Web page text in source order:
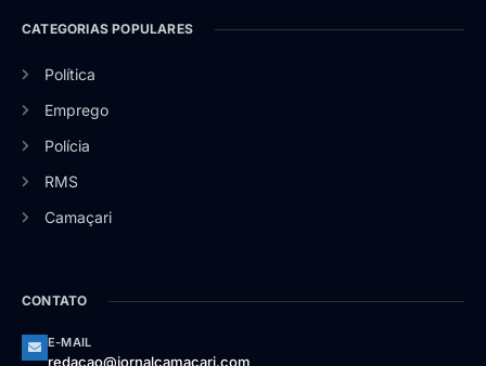
CATEGORIAS POPULARES
Política
Emprego
Polícia
RMS
Camaçari
CONTATO
E-MAIL
redacao@jornalcamacari.com